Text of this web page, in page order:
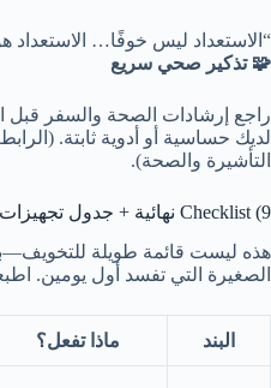
“الاستعداد ليس خوفًا… الاستعداد
🧩 تذكير صحي سريع
راجع إرشادات الصحة والسفر قبل
لديك حساسية أو أدوية ثابتة.
التأشيرة والصحة).
9) Checklist نهائية + جدول تجهيزات 🧳✅
هذه ليست قائمة طويلة
الصغيرة التي تفسد أول يومين.
البند ماذا تفعل؟